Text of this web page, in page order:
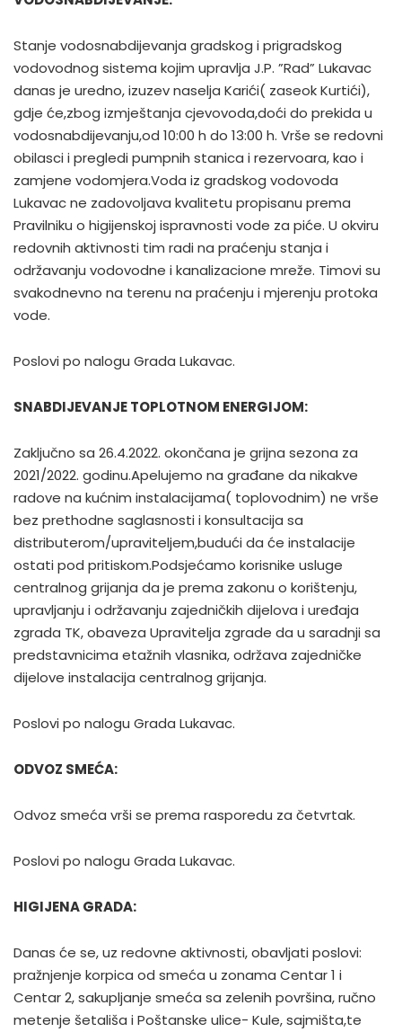
Stanje vodosnabdijevanja gradskog i prigradskog
vodovodnog sistema kojim upravlja J.P. ”Rad” Lukavac
danas je uredno, izuzev naselja Karići( zaseok Kurtići),
gdje će,zbog izmještanja cjevovoda,doći do prekida u
vodosnabdijevanju,od 10:00 h do 13:00 h. Vrše se redovni
obilasci i pregledi pumpnih stanica i rezervoara, kao i
zamjene vodomjera.Voda iz gradskog vodovoda
Lukavac ne zadovoljava kvalitetu propisanu prema
Pravilniku o higijenskoj ispravnosti vode za piće. U okviru
redovnih aktivnosti tim radi na praćenju stanja i
održavanju vodovodne i kanalizacione mreže. Timovi su
svakodnevno na terenu na praćenju i mjerenju protoka
vode.
Poslovi po nalogu Grada Lukavac.
SNABDIJEVANJE TOPLOTNOM ENERGIJOM:
Zaključno sa 26.4.2022. okončana je grijna sezona za
2021/2022. godinu.Apelujemo na građane da nikakve
radove na kućnim instalacijama( toplovodnim) ne vrše
bez prethodne saglasnosti i konsultacija sa
distributerom/upraviteljem,budući da će instalacije
ostati pod pritiskom.Podsjećamo korisnike usluge
centralnog grijanja da je prema zakonu o korištenju,
upravljanju i održavanju zajedničkih dijelova i uređaja
zgrada TK, obaveza Upravitelja zgrade da u saradnji sa
predstavnicima etažnih vlasnika, održava zajedničke
dijelove instalacija centralnog grijanja.
Poslovi po nalogu Grada Lukavac.
ODVOZ SMEĆA:
Odvoz smeća vrši se prema rasporedu za četvrtak.
Poslovi po nalogu Grada Lukavac.
HIGIJENA GRADA:
Danas će se, uz redovne aktivnosti, obavljati poslovi:
pražnjenje korpica od smeća u zonama Centar 1 i
Centar 2, sakupljanje smeća sa zelenih površina, ručno
metenje šetališa i Poštanske ulice- Kule, sajmišta,te